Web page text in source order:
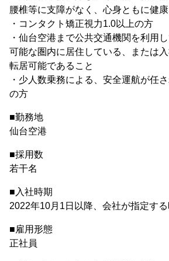
腰椎等に支障がなく、心身ともに健
・コンタクト矯正視力1.0以上の方
・仙台空港まで公共交通機関を利用
可能な圏内に居住している、または
転居可能であること
・少人数乗務による、安全運航が任
の方
■勤務地
仙台空港
■採用数
若干名
■入社時期
2022年10月1日以降、会社が指定する
■雇用形態
正社員